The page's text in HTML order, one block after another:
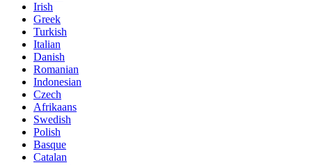
Irish
Greek
Turkish
Italian
Danish
Romanian
Indonesian
Czech
Afrikaans
Swedish
Polish
Basque
Catalan